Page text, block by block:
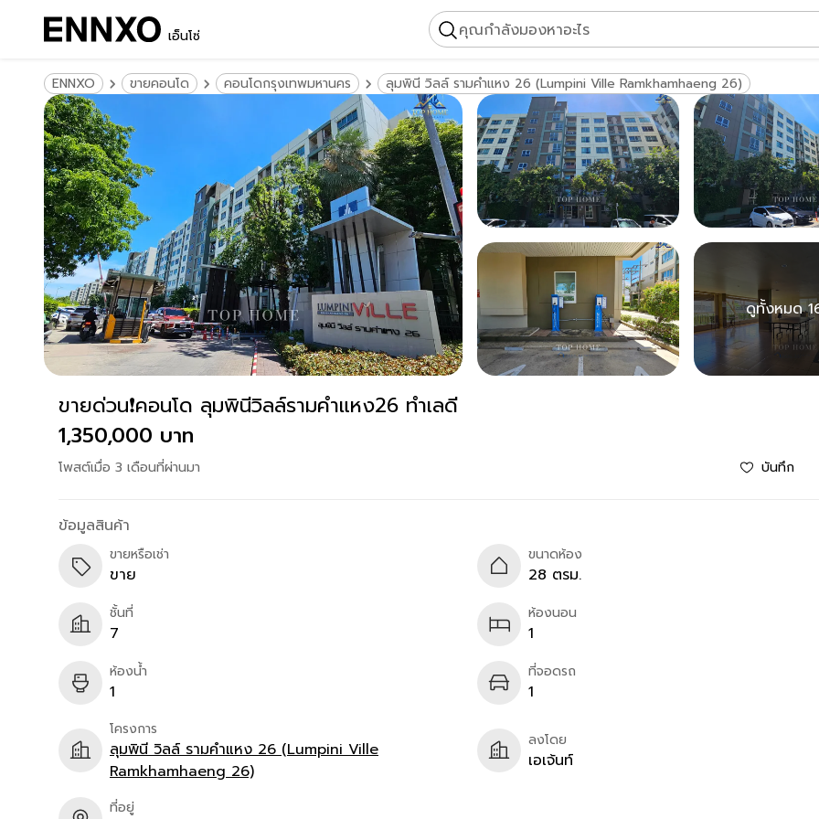
เอ็นโซ่ คุณกำลังมองหาอะไร
ENNXO ขายคอนโด คอนโดกรุงเทพมหานคร ลุมพินี วิลล์ รามคำแหง 26 (Lumpini Ville Ramkhamhaeng 26)
ดูทั้งหมด
ขายด่วน❗️คอนโด ลุมพินีวิลล์รามคำแหง26 ทำเลดี
1,350,000 บาท
โพสต์เมื่อ 3 เดือนที่ผ่านมา บันทึก
ข้อมูลสินค้า
ขายหรือเช่า
ขาย
ขนาดห้อง
28 ตรม.
ชั้นที่
7
ห้องนอน
1
ห้องน้ำ
1
ที่จอดรถ
1
โครงการ
ลุมพินี วิลล์ รามคำแหง 26 (Lumpini Ville
Ramkhamhaeng 26)
ลงโดย
เอเจ้นท์
ที่อยู่